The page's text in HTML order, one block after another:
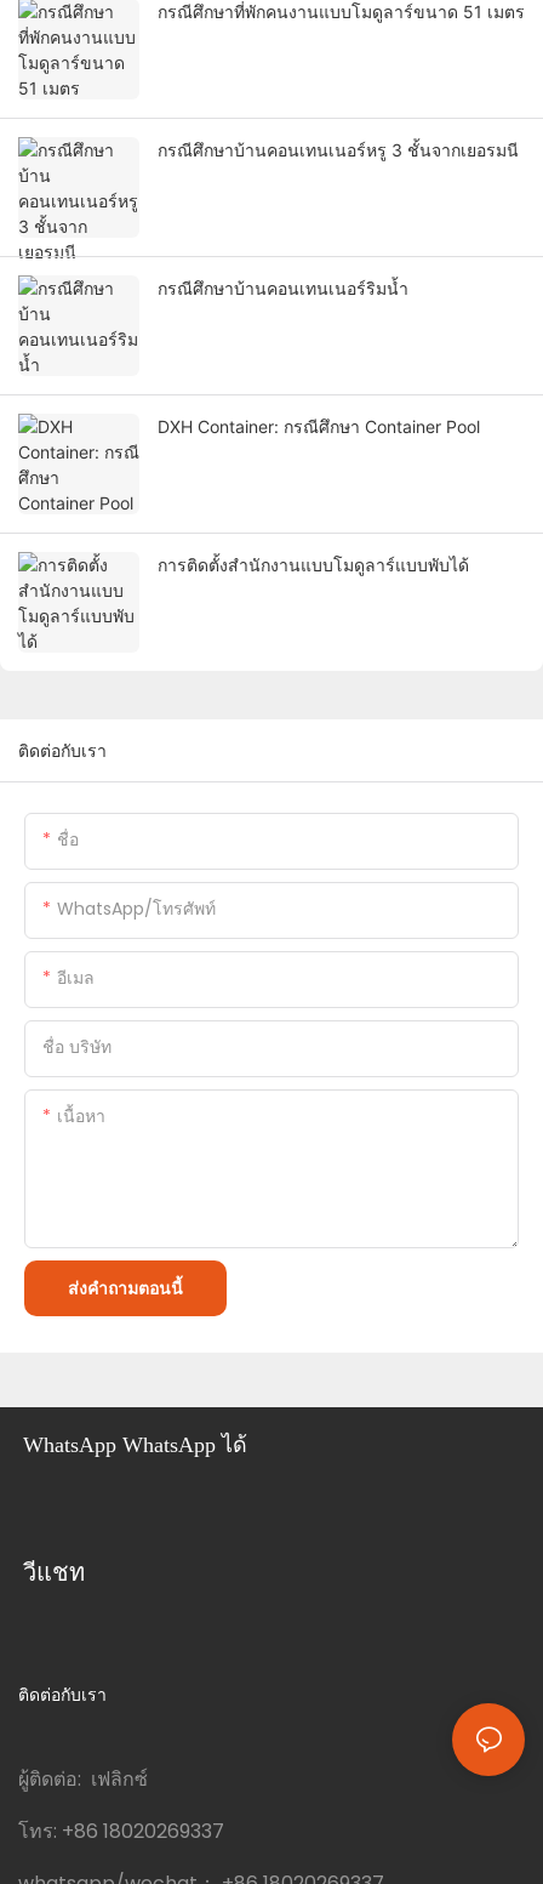
กรณีศึกษาที่พักคนงานแบบโมดูลาร์ขนาด 51 เมตร
กรณีศึกษาบ้านคอนเทนเนอร์หรู 3 ชั้นจากเยอรมนี
กรณีศึกษาบ้านคอนเทนเนอร์ริมน้ำ
DXH Container: กรณีศึกษา Container Pool
การติดตั้งสำนักงานแบบโมดูลาร์แบบพับได้
ติดต่อกับเรา
ชื่อ
WhatsApp/โทรศัพท์
อีเมล
ชื่อ บริษัท
เนื้อหา
ส่งคำถามตอนนี้
WhatsApp WhatsApp ได้
วีแชท
ติดต่อกับเรา
ผู้ติดต่อ: เฟลิกซ์
โทร: +86 18020269337